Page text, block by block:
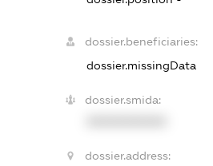
dossier.beneficiaries:
dossier.missingData
dossier.smida:
dossier.address: